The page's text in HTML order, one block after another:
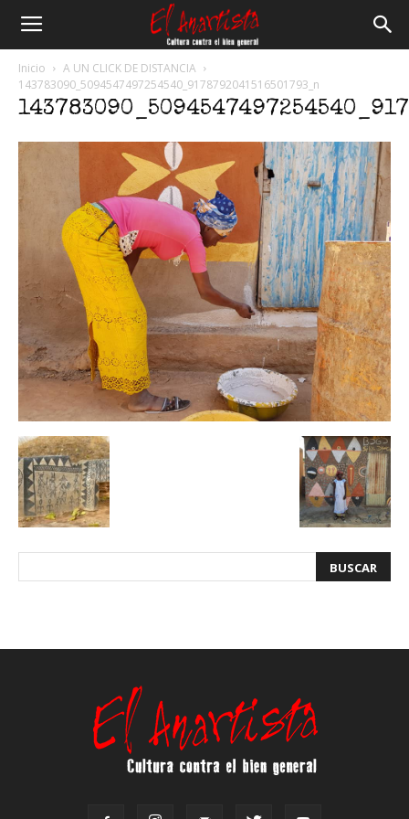
Anartista
Inicio
A UN CLICK DE DISTANCIA
143783090_5094547497254540_9178792041516501793_n